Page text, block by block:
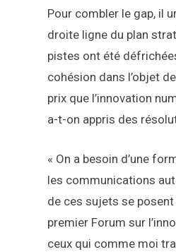
Pour combler le gap, il
droite ligne du plan
pistes ont été
cohésion dans l’objet
prix que l’innovation
a-t-on appris des
« On a besoin d’une
les communications
de ces sujets se
premier Forum sur
ceux qui comme moi